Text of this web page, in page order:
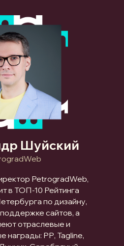
Шуйский
PetrogradWeb,
в ТОП-10 Рейтинга
по дизайну,
сайтов, а
отраслевые и
награды: РР, Tagline,